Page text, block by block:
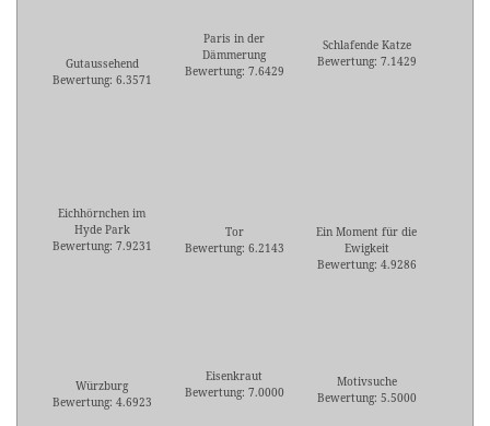
Gutaussehend
Bewertung: 6.3571
Paris in der
Dämmerung
Bewertung: 7.6429
Schlafende Katze
Bewertung: 7.1429
Eichhörnchen im
Hyde Park
Bewertung: 7.9231
Tor
Bewertung: 6.2143
Ein Moment für die
Ewigkeit
Bewertung: 4.9286
Würzburg
Bewertung: 4.6923
Eisenkraut
Bewertung: 7.0000
Motivsuche
Bewertung: 5.5000